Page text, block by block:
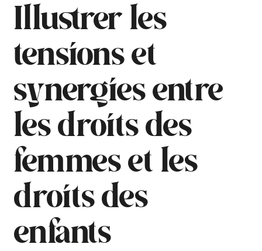
Illustrer les
tensions et
synergies entre
les droits des
femmes et les
droits des
enfants